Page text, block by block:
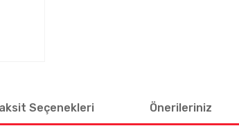
Seçenekleri Önerileriniz